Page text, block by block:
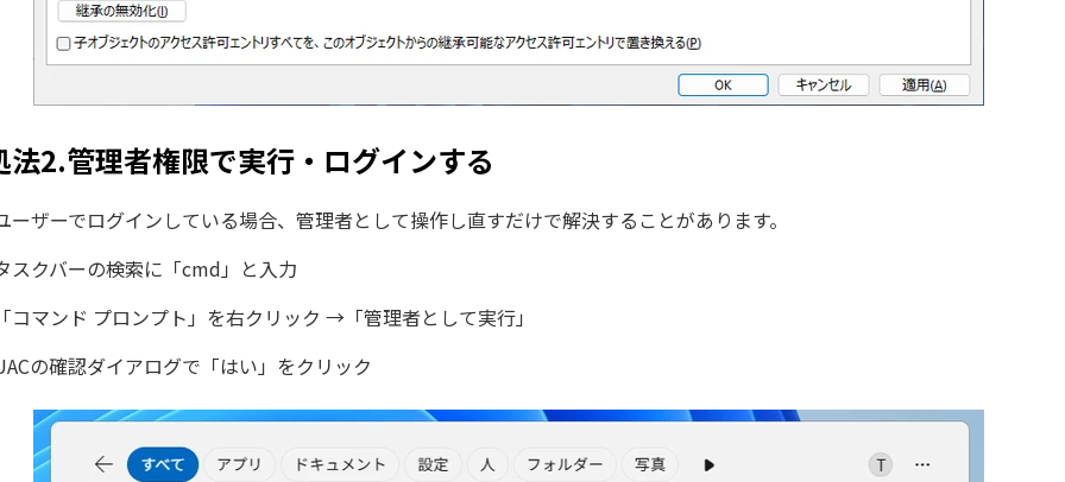
法2.管理者権限で実行・ログインする
ーザーでログインしている場合、管理者として操作し直すだけで解決することがあります。
スクバーの検索に「cmd」と入力
コマンド プロンプト」を右クリック →「管理者として実行」
の確認ダイアログで「はい」をクリック